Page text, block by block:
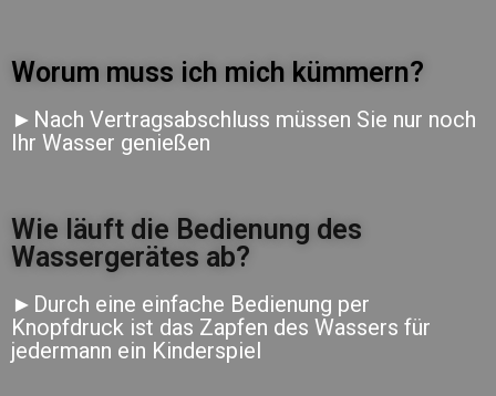
Worum muss ich mich kümmern?
►Nach Vertragsabschluss müssen Sie nur noch
Ihr Wasser genießen
Wie läuft die Bedienung des
Wassergerätes ab?
►Durch eine einfache Bedienung per
Knopfdruck ist das Zapfen des Wassers für
jedermann ein Kinderspiel